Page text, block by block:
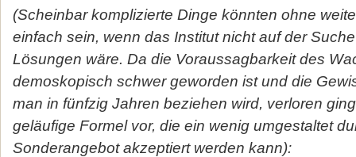
(Scheinbar komplizierte Dinge könnten ohne
einfach sein, wenn das Institut nicht auf der
Lösungen wäre. Da die Voraussagbarkeit des
demoskopisch schwer geworden ist und die
man in fünfzig Jahren beziehen wird, verloren
geläufige Formel vor, die ein wenig umgestaltet
Sonderangebot akzeptiert werden kann):